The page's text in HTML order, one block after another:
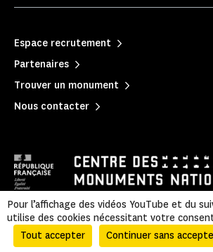
Espace recrutement
Partenaires
Trouver un monument
Nous contacter
Mentions légales Politique de confidentialité
Informations légales et administratives
|
Pour l’affichage des vidéos YouTube et du
utilise des cookies nécessitant votre
Tout accepter
Continuer sans